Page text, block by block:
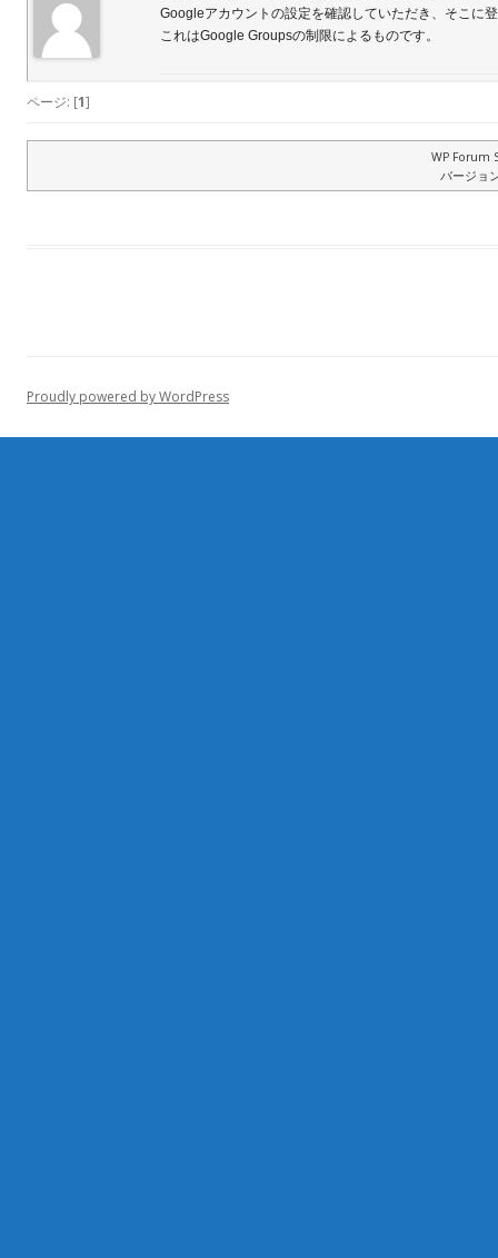
Googleアカウントの設定を確認していただき、そこに
これはGoogle Groupsの制限によるものです。
ページ: [1]
WP Forum
バージョ
Proudly powered by WordPress